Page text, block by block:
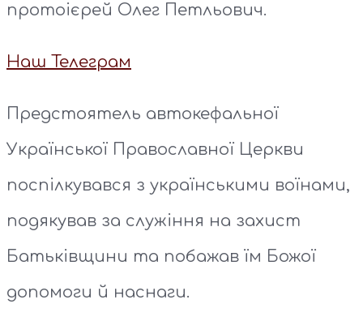
протоієрей Олег Петльович.
Наш Телеграм
Предстоятель автокефальної
Української Православної Церкви
поспілкувався з українськими воїнами,
подякував за служіння на захист
Батьківщини та побажав їм Божої
допомоги й наснаги.